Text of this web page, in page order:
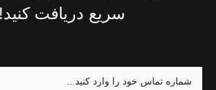
سریع دریافت کنید!